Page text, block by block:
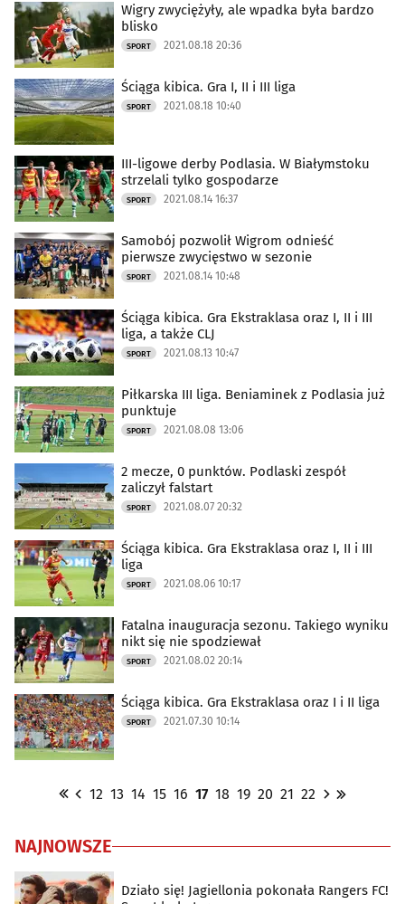
Wigry zwyciężyły, ale wpadka była bardzo
blisko
SPORT 2021.08.18 20:36
Ściąga kibica. Gra I, II i III liga
SPORT 2021.08.18 10:40
III-ligowe derby Podlasia. W Białymstoku
strzelali tylko gospodarze
SPORT 2021.08.14 16:37
Samobój pozwolił Wigrom odnieść
pierwsze zwycięstwo w sezonie
SPORT 2021.08.14 10:48
Ściąga kibica. Gra Ekstraklasa oraz I, II i III
liga, a także CLJ
SPORT 2021.08.13 10:47
Piłkarska III liga. Beniaminek z Podlasia już
punktuje
SPORT 2021.08.08 13:06
2 mecze, 0 punktów. Podlaski zespół
zaliczył falstart
SPORT 2021.08.07 20:32
Ściąga kibica. Gra Ekstraklasa oraz I, II i III
liga
SPORT 2021.08.06 10:17
Fatalna inauguracja sezonu. Takiego wyniku
nikt się nie spodziewał
SPORT 2021.08.02 20:14
Ściąga kibica. Gra Ekstraklasa oraz I i II liga
SPORT 2021.07.30 10:14
12 13 14 15 16 17 18 19 20 21 22
NAJNOWSZE
Działo się! Jagiellonia pokonała Rangers FC!